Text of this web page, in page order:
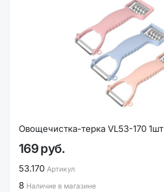
Овощечистка-терка VL53-170 1шт
169 руб.
53.170 Артикул
8 Наличие в магазине